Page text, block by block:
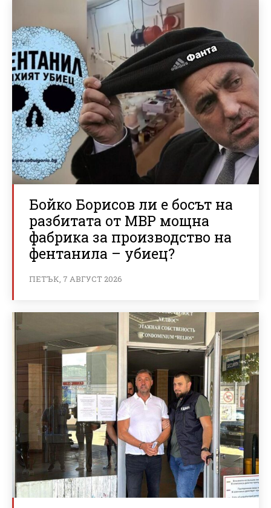
Бойко Борисов ли е босът на
разбитата от МВР мощна
фабрика за производство на
фентанила – убиец?
ПЕТЪК, 7 АВГУСТ 2026